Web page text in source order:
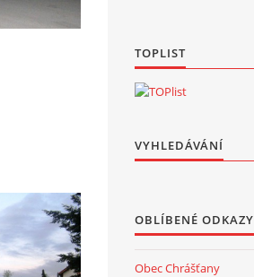
TOPLIST
VYHLEDÁVÁNÍ
OBLÍBENÉ ODKAZY
Obec Chrášťany